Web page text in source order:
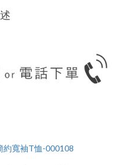
約寬袖T恤-000108